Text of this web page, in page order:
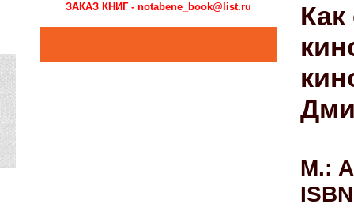
ЗАКАЗ КНИГ - notabene_book@list.ru
М.: